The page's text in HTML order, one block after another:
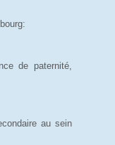
de paternité,
au sein